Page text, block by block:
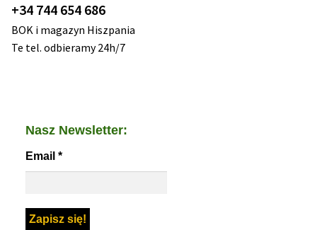
+34 744 654 686
BOK i magazyn Hiszpania
Te tel. odbieramy 24h/7
Nasz Newsletter:
Email *